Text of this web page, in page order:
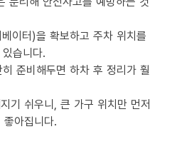
이터)을 확보하고 주차 위치를
습니다.
준비해두면 하차 후 정리가 훨
기 쉬우니, 큰 가구 위치만 먼저
아집니다.